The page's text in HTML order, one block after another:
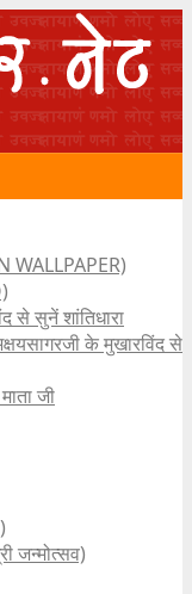
WALLPAPER)
से सुनें शांतिधारा
के मुखारविंद से
जी
जन्मोत्सव)